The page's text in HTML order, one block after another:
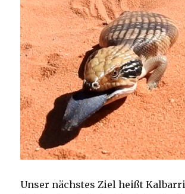
Unser nächstes Ziel heißt Kalbarri